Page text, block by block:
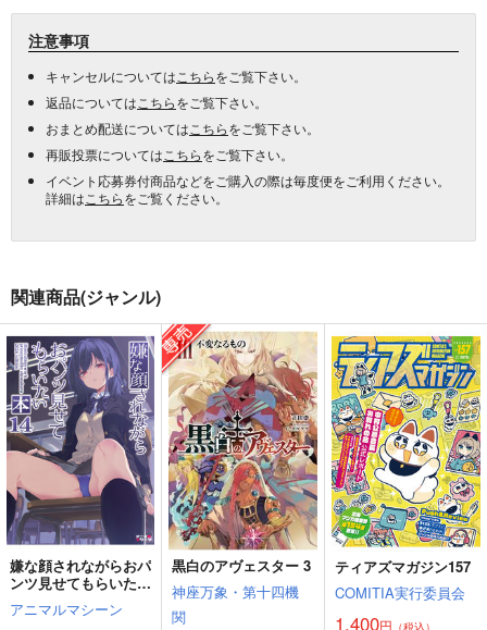
注意事項
キャンセルについては こちらをご覧下さい。
返品については こちらをご覧下さい。
おまとめ配送については こちらをご覧下さい。
再販投票については こちらをご覧下さい。
イベント応募券付商品などをご購入の際は毎度便をご利用ください。
詳細は こちらをご覧ください。
関連商品(ジャンル)
嫌な顔されながらおパ
ンツ見せてもらいたい
本14
アニマルマシーン
黒白のアヴェスター 3
神座万象・第十四機
関
ティアズマガジン157
COMITIA実行委員会
1,400円 （税込）